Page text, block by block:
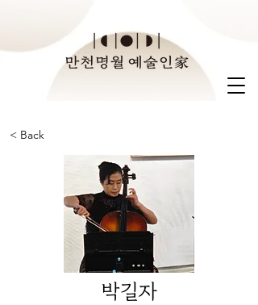
< Back
박길자